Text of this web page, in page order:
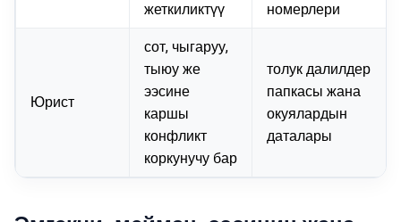
жеткиликтүү
номерлери
Юрист
сот, чыгаруу,
тыюу же
ээсине
каршы
конфликт
коркунучу бар
толук далилдер
папкасы жана
окуялардын
даталары